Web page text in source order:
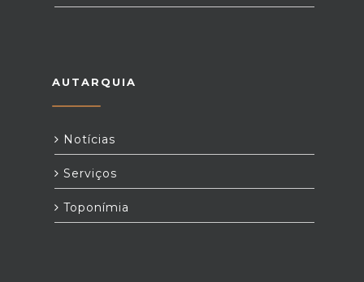
AUTARQUIA
Notícias
Serviços
Toponímia